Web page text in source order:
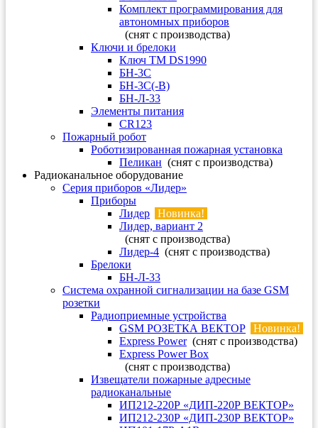
Комплект программирования для
автономных приборов
(снят с производства)
Ключи и брелоки
Ключ TM DS1990
БН-3С
БН-3С(-В)
БН-Л-33
Элементы питания
CR123
Пожарный робот
Роботизированная пожарная установка
Пеликан (снят с производства)
Радиоканальное оборудование
Серия приборов «Лидер»
Приборы
Лидер
Новинка!
Лидер, вариант 2
(снят с производства)
Лидер-4 (снят с производства)
Брелоки
БН-Л-33
Система охранной сигнализации на базе GSM
розетки
Радиоприемные устройства
GSM РОЗЕТКА ВЕКТОР
Новинка!
Express Power(снят с производства)
Express Power Box
(снят с производства)
Извещатели пожарные адресные
радиоканальные
ИП212-220Р «ДИП-220Р ВЕКТОР»
ИП212-230Р «ДИП-230Р ВЕКТОР»